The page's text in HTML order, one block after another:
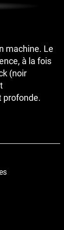
machine. Le
à la fois
(noir
profonde.